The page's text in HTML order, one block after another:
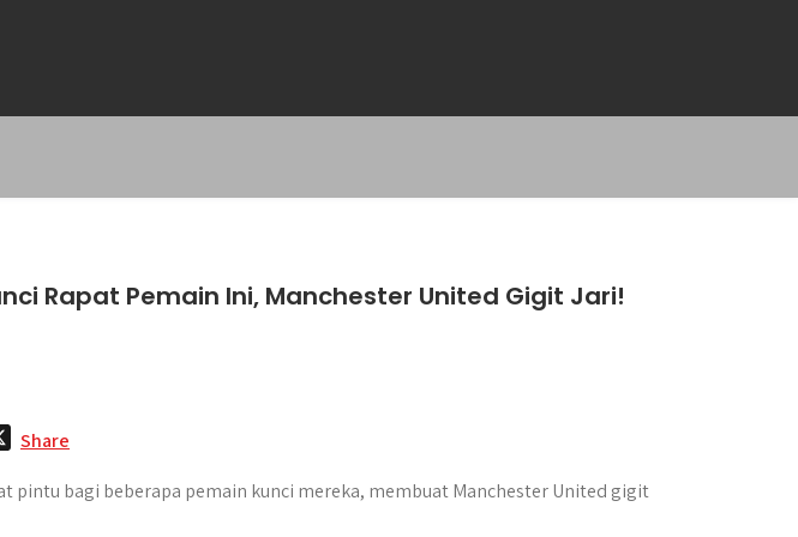
Rapat Pemain Ini, Manchester United Gigit Jari!
Share
pintu bagi beberapa pemain kunci mereka, membuat Manchester United gigit